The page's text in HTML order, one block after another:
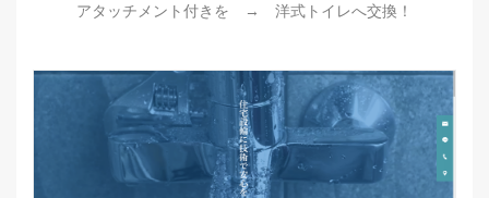
アタッチメント付きを → 洋式トイレへ交換！